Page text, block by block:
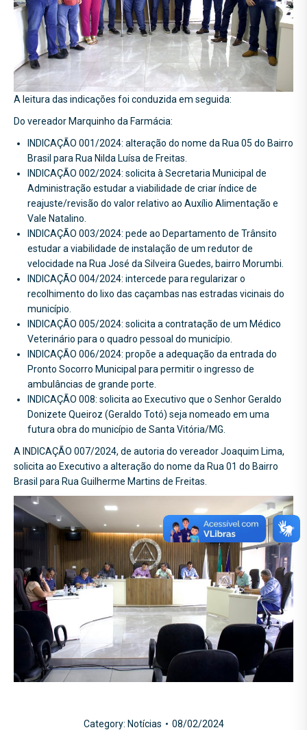
A leitura das indicações foi conduzida em seguida:
Do vereador Marquinho da Farmácia:
INDICAÇÃO 001/2024: alteração do nome da Rua 05 do Bairro
Brasil para Rua Nilda Luísa de Freitas.
INDICAÇÃO 002/2024: solicita à Secretaria Municipal de
Administração estudar a viabilidade de criar índice de
reajuste/revisão do valor relativo ao Auxílio Alimentação e
Vale Natalino.
INDICAÇÃO 003/2024: pede ao Departamento de Trânsito
estudar a viabilidade de instalação de um redutor de
velocidade na Rua José da Silveira Guedes, bairro Morumbi.
INDICAÇÃO 004/2024: intercede para regularizar o
recolhimento do lixo das caçambas nas estradas vicinais do
município.
INDICAÇÃO 005/2024: solicita a contratação de um Médico
Veterinário para o quadro pessoal do município.
INDICAÇÃO 006/2024: propõe a adequação da entrada do
Pronto Socorro Municipal para permitir o ingresso de
ambulâncias de grande porte.
INDICAÇÃO 008: solicita ao Executivo que o Senhor Geraldo
Donizete Queiroz (Geraldo Totó) seja nomeado em uma
futura obra do município de Santa Vitória/MG.
A INDICAÇÃO 007/2024, de autoria do vereador Joaquim Lima,
solicita ao Executivo a alteração do nome da Rua 01 do Bairro
Brasil para Rua Guilherme Martins de Freitas.
Category: Notícias 08/02/2024